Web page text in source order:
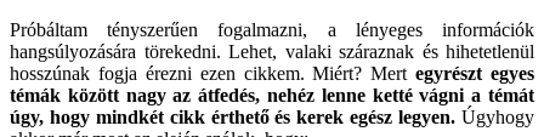
Próbáltam tényszerűen fogalmazni, a lényeges információk
hangsúlyozására törekedni. Lehet, valaki száraznak és hihetetlenül
hosszúnak fogja érezni ezen cikkem. Miért? Mertegyrészt egyes
témák között nagy az átfedés, nehéz lenne ketté vágni a témát
úgy, hogy mindkét cikk érthető és kerek egész legyen. Úgyhogy